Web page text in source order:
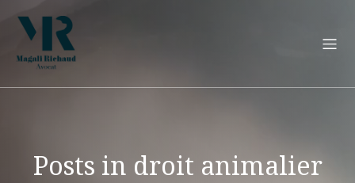
Posts in droit animalier